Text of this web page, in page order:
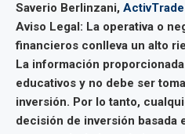
Saverio Berlinzani,
Aviso Legal: La operativa o
financieros conlleva un alto
La información
educativos y no debe ser
inversión. Por lo tanto,
decisión de inversión basada